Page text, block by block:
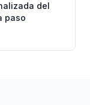
del
paso